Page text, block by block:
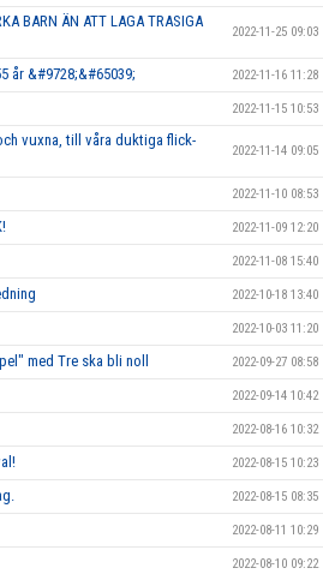
BARN ÄN ATT LAGA TRASIGA
2022-11-25 09:03
år &#9728;&#65039; 2022-11-16 11:28
2022-11-15 10:53
vuxna, till våra duktiga flick-
2022-11-14 09:05
2022-11-10 08:53
2022-11-09 12:20
2022-11-08 15:40
2022-10-18 13:40
2022-10-03 11:20
med Tre ska bli noll 2022-09-27 08:58
2022-09-14 10:42
2022-08-16 10:32
2022-08-15 10:23
2022-08-15 08:35
2022-08-11 10:29
2022-08-10 09:22